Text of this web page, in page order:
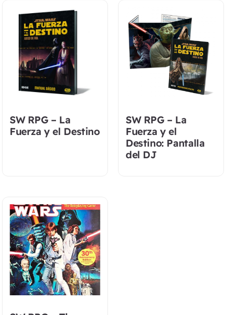
SW RPG – La
Fuerza y el Destino
SW RPG – La
Fuerza y el
Destino: Pantalla
del DJ